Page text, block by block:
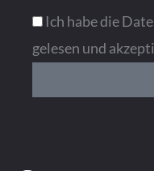
Ich habe die
gelesen und